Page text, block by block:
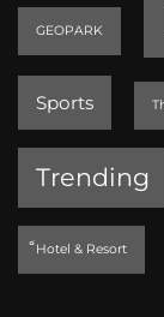
GEOPARK
Sports
Trending
็Hotel & Resort